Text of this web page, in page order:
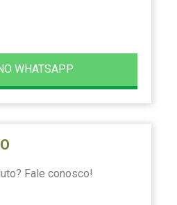
WHATSAPP
Fale conosco!